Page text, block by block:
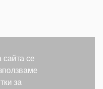
сайта се
за